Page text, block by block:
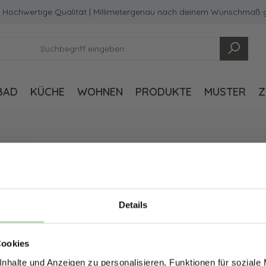
Details
und Anzeigen zu personalisieren, Funktionen für soziale
Qualität | Millimetergenau nach deinem Wunschmaß
KÜCHE WOHNEN PRODUKTE MUSTER